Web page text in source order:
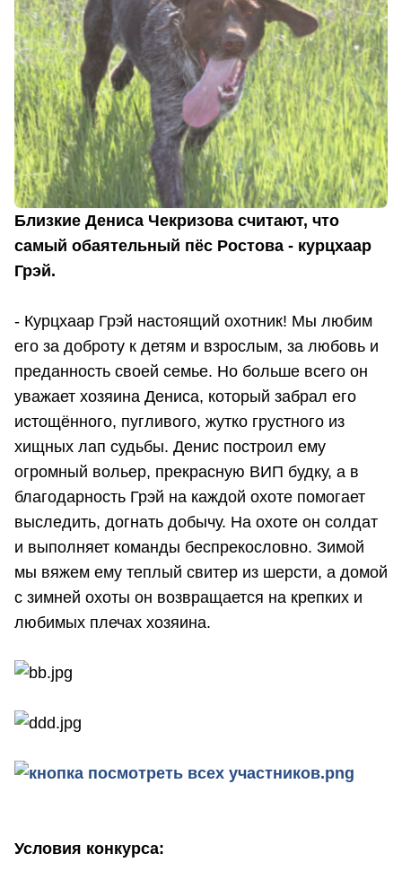
Близкие Дениса Чекризова считают, что
самый обаятельный пёс Ростова - курцхаар
Грэй.
- Курцхаар Грэй настоящий охотник! Мы любим
его за доброту к детям и взрослым, за любовь и
преданность своей семье. Но больше всего он
уважает хозяина Дениса, который забрал его
истощённого, пугливого, жутко грустного из
хищных лап судьбы. Денис построил ему
огромный вольер, прекрасную ВИП будку, а в
благодарность Грэй на каждой охоте помогает
выследить, догнать добычу. На охоте он солдат
и выполняет команды беспрекословно. Зимой
мы вяжем ему теплый свитер из шерсти, а домой
с зимней охоты он возвращается на крепких и
любимых плечах хозяина.
Условия конкурса: